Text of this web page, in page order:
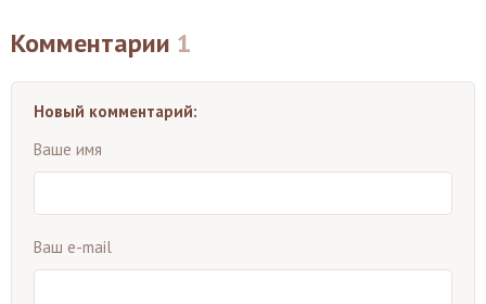
Комментарии 1
Новый комментарий:
Ваше имя
Ваш e-mail